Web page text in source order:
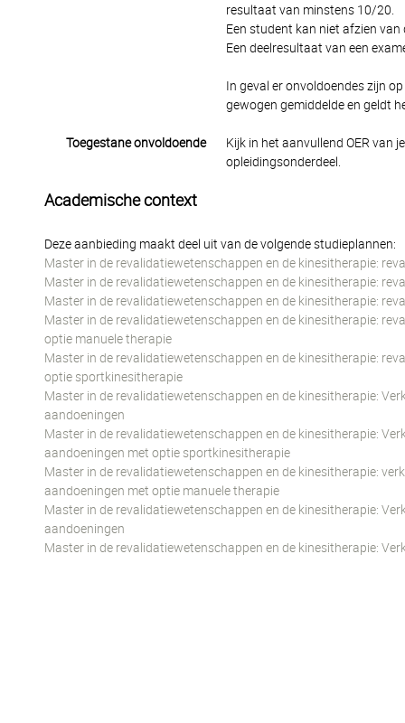
resultaat van minstens 10/20.
Een student kan niet afzien
Een deelresultaat van een
In geval er onvoldoendes zijn
gewogen gemiddelde en geldt
Toegestane onvoldoende
Kijk in het aanvullend OER van
opleidingsonderdeel.
Academische context
Deze aanbieding maakt deel uit van de volgende studieplannen:
Master in de revalidatiewetenschappen en de kinesitherapie:
Master in de revalidatiewetenschappen en de kinesitherapie:
Master in de revalidatiewetenschappen en de kinesitherapie:
Master in de revalidatiewetenschappen en de kinesitherapie:
optie manuele therapie
Master in de revalidatiewetenschappen en de kinesitherapie:
optie sportkinesitherapie
Master in de revalidatiewetenschappen en de kinesitherapie:
aandoeningen
Master in de revalidatiewetenschappen en de kinesitherapie:
aandoeningen met optie sportkinesitherapie
Master in de revalidatiewetenschappen en de kinesitherapie:
aandoeningen met optie manuele therapie
Master in de revalidatiewetenschappen en de kinesitherapie:
aandoeningen
Master in de revalidatiewetenschappen en de kinesitherapie: